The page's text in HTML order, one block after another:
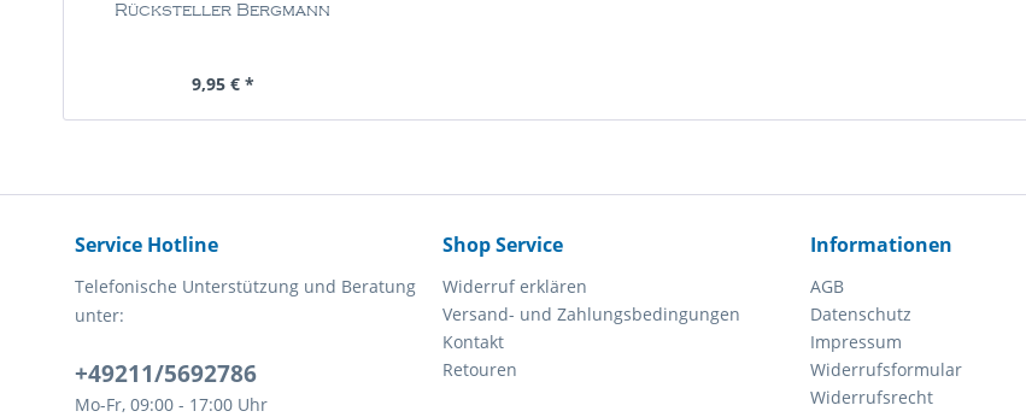
Rücksteller Bergmann
Inhalt1 Stück
9,95 € *
Service Hotline
Telefonische Unterstützung und Beratung
unter:
+49211/5692786
Mo-Fr, 09:00 - 17:00 Uhr
Shop Service
Widerruf erklären
Versand- und Zahlungsbedingungen
Kontakt
Retouren
Informationen
AGB
Datenschutz
Impressum
Widerrufsformular
Widerrufsrecht